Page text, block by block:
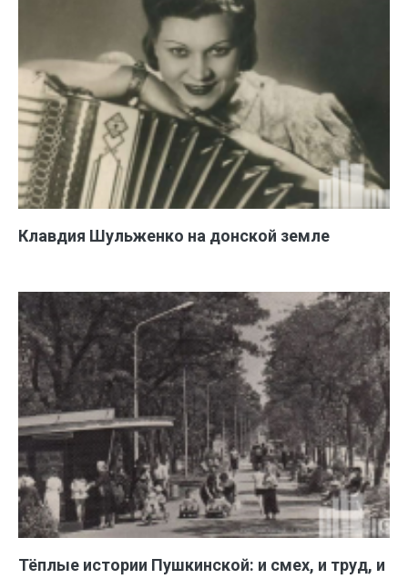
Клавдия Шульженко на донской земле
Тёплые истории Пушкинской: и смех, и труд, и